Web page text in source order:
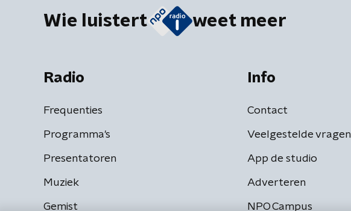
Wie luistert weet meer
Radio
Frequenties
Programma's
Presentatoren
Muziek
Gemist
Info
Contact
Veelgestelde vragen
App de studio
Adverteren
NPO Campus